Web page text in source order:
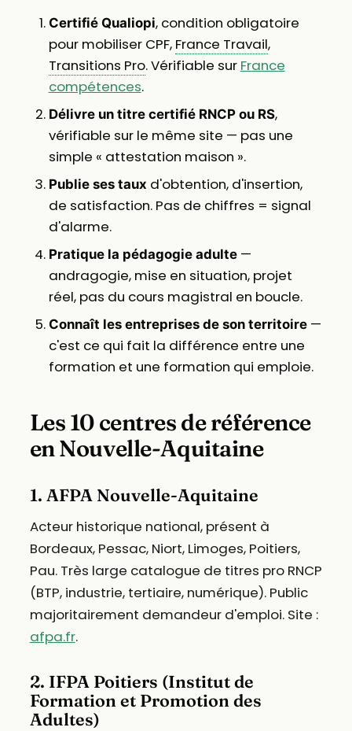
Certifié Qualiopi, condition obligatoire
pour mobiliser CPF, France Travail,
Transitions Pro. Vérifiable sur France
compétences.
Délivre un titre certifié RNCP ou RS,
vérifiable sur le même site — pas une
simple « attestation maison ».
Publie ses taux d'obtention, d'insertion,
de satisfaction. Pas de chiffres = signal
d'alarme.
Pratique la pédagogie adulte—
andragogie, mise en situation, projet
réel, pas du cours magistral en boucle.
Connaît les entreprises de son territoire—
c'est ce qui fait la différence entre une
formation et une formation qui emploie.
Les 10 centres de référence
en Nouvelle-Aquitaine
1. AFPA Nouvelle-Aquitaine
Acteur historique national, présent à
Bordeaux, Pessac, Niort, Limoges, Poitiers,
Pau. Très large catalogue de titres pro RNCP
(BTP, industrie, tertiaire, numérique). Public
majoritairement demandeur d'emploi. Site :
afpa.fr.
2. IFPA Poitiers (Institut de
Formation et Promotion des
Adultes)